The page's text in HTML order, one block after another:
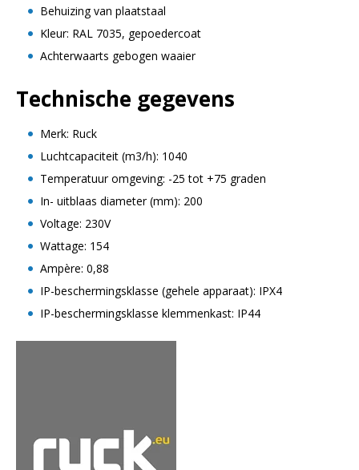
Behuizing van plaatstaal
Kleur: RAL 7035, gepoedercoat
Achterwaarts gebogen waaier
Technische gegevens
Merk: Ruck
Luchtcapaciteit (m3/h): 1040
Temperatuur omgeving: -25 tot +75 graden
In- uitblaas diameter (mm): 200
Voltage: 230V
Wattage: 154
Ampère: 0,88
IP-beschermingsklasse (gehele apparaat): IPX4
IP-beschermingsklasse klemmenkast: IP44